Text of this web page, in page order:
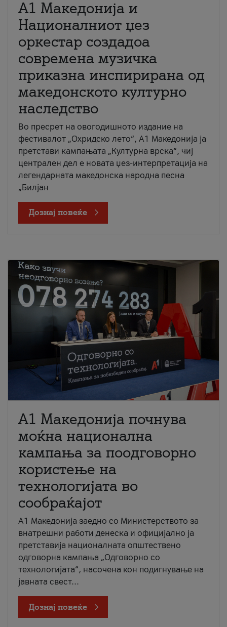
А1 Македонија и
Националниот џез
оркестар создадоа
современа музичка
приказна инспирирана од
македонското културно
наследство
Во пресрет на овогодишното издание на
фестивалот „Охридско лето“, А1 Македонија ја
претстави кампањата „Културна врска“, чиј
централен дел е новата џез-интерпретација на
легендарната македонска народна песна
„Билјан
Дознај повеќе
A1 Македонија почнува
моќна национална
кампања за поодговорно
користење на
технологијата во
сообраќајот
A1 Македонија заедно со Министерството за
внатрешни работи денеска и официјално ја
претставија националната општествено
одговорна кампања „Одговорно со
технологијата“, насочена кон подигнување на
јавната свест...
Дознај повеќе